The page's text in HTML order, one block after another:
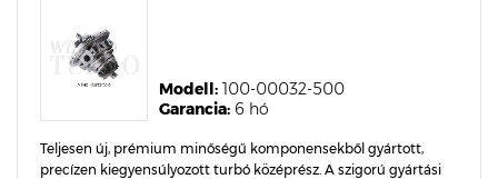
Garancia: 6 hó
Modell: 100-00032-500
Teljesen új, prémium minőségű komponensekből gyártott,
precízen kiegyensúlyozott turbó középrész. A szigorú gyártási